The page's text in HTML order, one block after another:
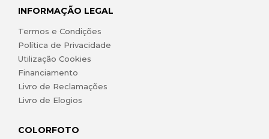
INFORMAÇÃO LEGAL
Termos e Condições
Política de Privacidade
Utilização Cookies
Financiamento
Livro de Reclamações
Livro de Elogios
COLORFOTO